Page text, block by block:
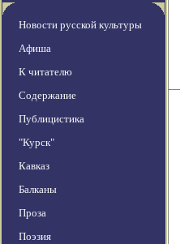
Новости русской культуры
Афиша
К читателю
Содержание
Публицистика
"Курск"
Кавказ
Балканы
Проза
Поэзия